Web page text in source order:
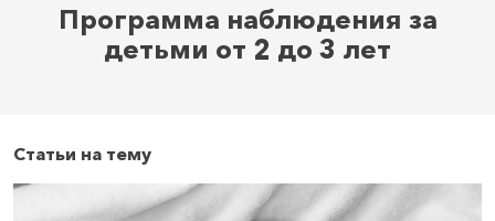
Программа наблюдения за
детьми от 2 до 3 лет
Статьи на тему